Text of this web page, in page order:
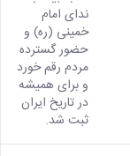
ندای امام
خمینی (ره) و
حضور گسترده
مردم رقم خورد
و برای همیشه
در تاریخ ایران
ثبت شد.